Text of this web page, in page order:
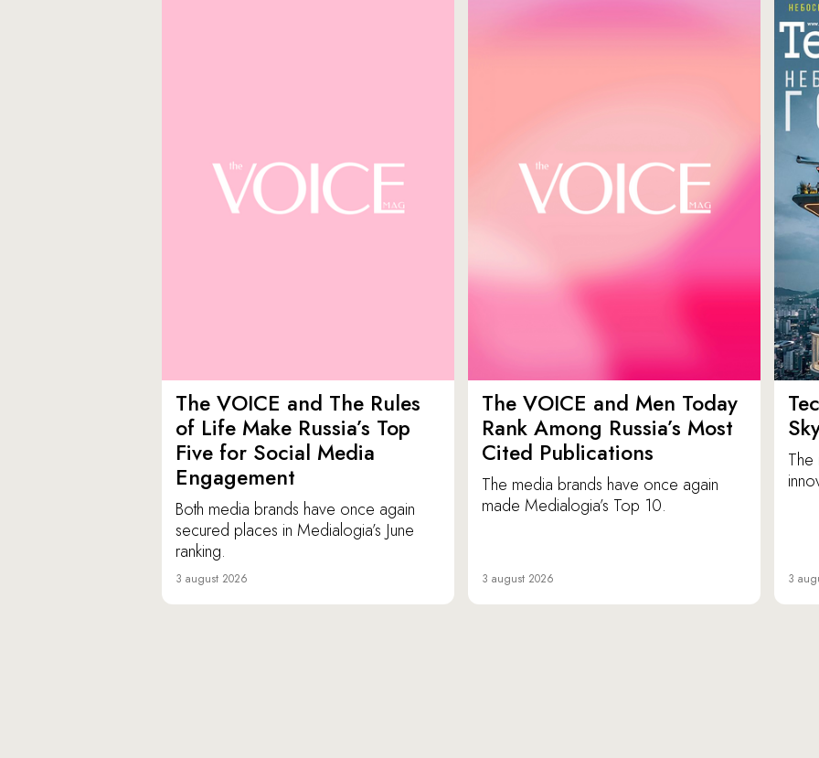
The VOICE and The Rules
of Life Make Russia’s Top
Five for Social Media
Engagement
Both media brands have once again
secured places in Medialogia’s June
ranking.
3 august 2026
The VOICE and Men Today
Rank Among Russia’s Most
Cited Publications
The media brands have once again
made Medialogia’s Top 10.
3 august 2026
The
3